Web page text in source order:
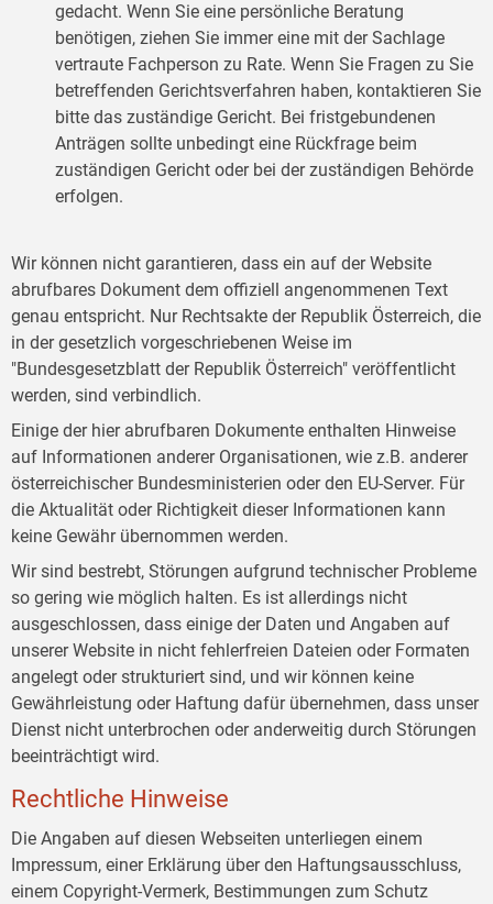
gedacht. Wenn Sie eine persönliche Beratung
benötigen, ziehen Sie immer eine mit der Sachlage
vertraute Fachperson zu Rate. Wenn Sie Fragen zu Sie
betreffenden Gerichtsverfahren haben, kontaktieren Sie
bitte das zuständige Gericht. Bei fristgebundenen
Anträgen sollte unbedingt eine Rückfrage beim
zuständigen Gericht oder bei der zuständigen Behörde
erfolgen.
Wir können nicht garantieren, dass ein auf der Website
abrufbares Dokument dem offiziell angenommenen Text
genau entspricht. Nur Rechtsakte der Republik Österreich, die
in der gesetzlich vorgeschriebenen Weise im
"Bundesgesetzblatt der Republik Österreich" veröffentlicht
werden, sind verbindlich.
Einige der hier abrufbaren Dokumente enthalten Hinweise
auf Informationen anderer Organisationen, wie z.B. anderer
österreichischer Bundesministerien oder den EU-Server. Für
die Aktualität oder Richtigkeit dieser Informationen kann
keine Gewähr übernommen werden.
Wir sind bestrebt, Störungen aufgrund technischer Probleme
so gering wie möglich halten. Es ist allerdings nicht
ausgeschlossen, dass einige der Daten und Angaben auf
unserer Website in nicht fehlerfreien Dateien oder Formaten
angelegt oder strukturiert sind, und wir können keine
Gewährleistung oder Haftung dafür übernehmen, dass unser
Dienst nicht unterbrochen oder anderweitig durch Störungen
beeinträchtigt wird.
Rechtliche Hinweise
Die Angaben auf diesen Webseiten unterliegen einem
Impressum, einer Erklärung über den Haftungsausschluss,
einem Copyright-Vermerk, Bestimmungen zum Schutz